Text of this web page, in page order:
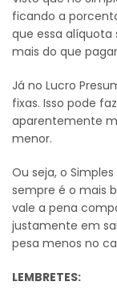
ficando a
que essa
mais do que
Já no Lucro
fixas. Isso pode
aparentemente
menor.
Ou seja, o
sempre é o mais
vale a pena
justamente em
pesa menos no
LEMBRETES: